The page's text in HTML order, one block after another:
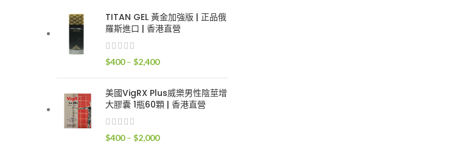
TITAN GEL 黃金加強版 | 正品俄
羅斯進口 | 香港直營
$400 – $2,400價
圍：
$2,400
美國VigRX Plus威樂男性陰莖增
大膠囊 1瓶60顆 | 香港直營
$400 – $2,000價